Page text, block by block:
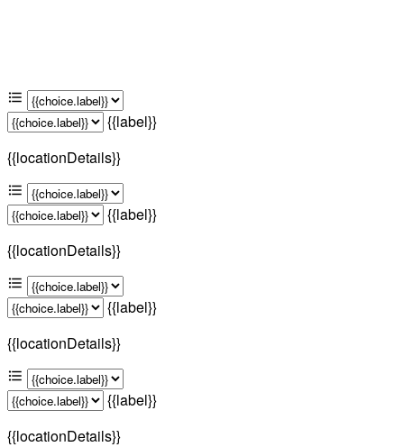
{{label}}
{{locationDetails}}
{{label}}
{{locationDetails}}
{{label}}
{{locationDetails}}
{{label}}
{{locationDetails}}